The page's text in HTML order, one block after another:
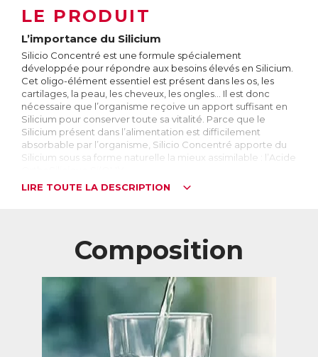
LE PRODUIT
L’importance du Silicium
Silicio Concentré est une formule spécialement
développée pour répondre aux besoins élevés en Silicium.
Cet oligo-élément essentiel est présent dans les os, les
cartilages, la peau, les cheveux, les ongles… Il est donc
nécessaire que l’organisme reçoive un apport suffisant en
Silicium pour conserver toute sa vitalité. Parce que le
Silicium présent dans l’alimentation est difficilement
absorbable par l’organisme, Silicio Concentré apporte du
Silicium sous sa forme naturelle la mieux assimilable : l’Acide
Le Silicium : quelle forme choisir ?
Le Silicium est l’élément le plus abondant de la croûte
terrestre après l’oxygène. Il n’existe pas dans la nature en
tant que corps pur, mais est toujours associé à d’autres
éléments. On le trouve majoritairement sous forme de
silice, dans le sable ou le quartz par exemple.
Le corps humain contient environ 1000 mg de Silicium,
principalement dans les os, les cartilages et les tendons
LIRE TOUTE LA DESCRIPTION
Composition